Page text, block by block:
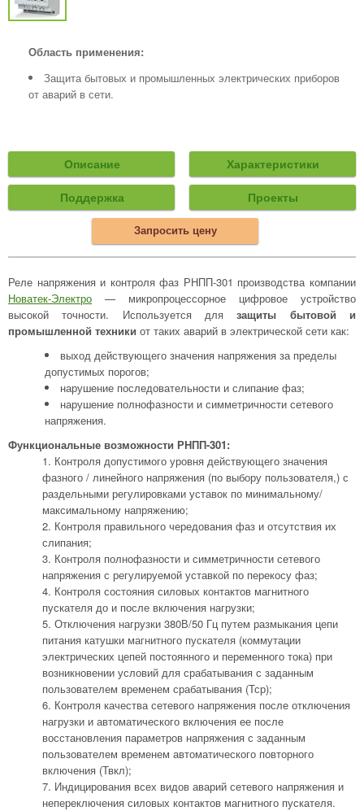
Область применения:
Защита бытовых и промышленных электрических приборов
от аварий в сети.
Описание Характеристики
Поддержка Проекты
Запросить цену
Реле напряжения и контроля фаз РНПП-301 производства компании
Новатек-Электро — микропроцессорное цифровое устройство
высокой точности. Используется длязащиты бытовой и
промышленной техники от таких аварий в электрической сети как:
выход действующего значения напряжения за пределы
допустимых порогов;
нарушение последовательности и слипание фаз;
нарушение полнофазности и симметричности сетевого
напряжения.
Функциональные возможности РНПП-301:
Контроля допустимого уровня действующего значения
фазного / линейного напряжения (по выбору пользователя,) с
раздельными регулировками уставок по минимальному/
максимальному напряжению;
Контроля правильного чередования фаз и отсутствия их
слипания;
Контроля полнофазности и симметричности сетевого
напряжения с регулируемой уставкой по перекосу фаз;
Контроля состояния силовых контактов магнитного
пускателя до и после включения нагрузки;
Отключения нагрузки 380В/50 Гц путем размыкания цепи
питания катушки магнитного пускателя (коммутации
электрических цепей постоянного и переменного тока) при
возникновении условий для срабатывания с заданным
пользователем временем срабатывания (Тср);
Контроля качества сетевого напряжения после отключения
нагрузки и автоматического включения ее после
восстановления параметров напряжения с заданным
пользователем временем автоматического повторного
включения (Твкл);
Индицирования всех видов аварий сетевого напряжения и
непереключения силовых контактов магнитного пускателя.